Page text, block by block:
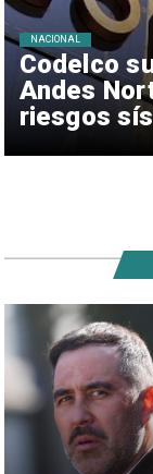
Codelco
Andes
riesgos
NACIONAL